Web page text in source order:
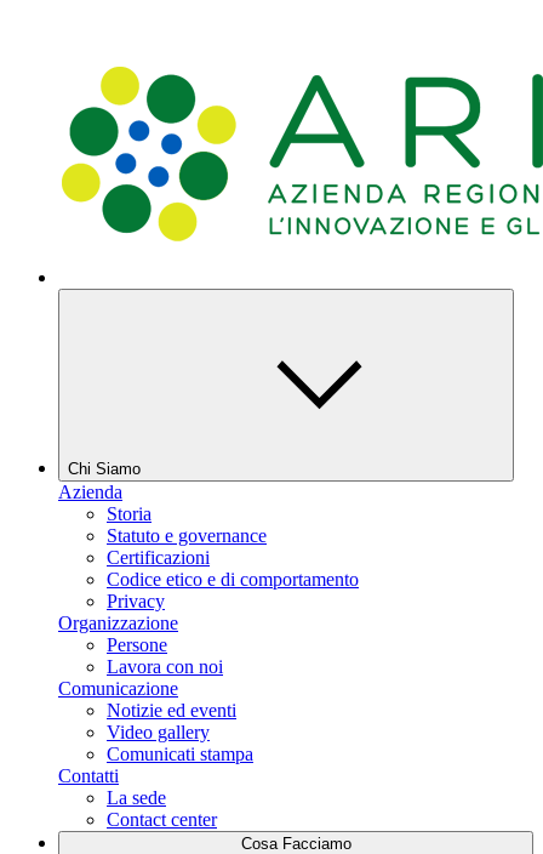
Chi Siamo
Azienda
Storia
Statuto e governance
Certificazioni
Codice etico e di comportamento
Privacy
Organizzazione
Persone
Lavora con noi
Comunicazione
Notizie ed eventi
Video gallery
Comunicati stampa
Contatti
La sede
Contact center
Cosa Facciamo